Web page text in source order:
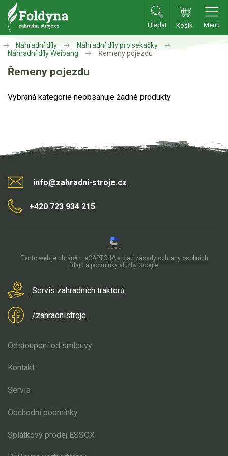
Hledat Košík Menu
Zahradní traktory
Zahradní traktory
Aku traktory
Sekačky
Akumulátorové sekačky
Robotické sekačky
Křovinořezy a vyžínače
Benzínové křovinořezy a vyžínače
Aku křovinořezy a vyžínače
Elektrické pily
Náhradní díly
Náhradní díly pro sekačky
Náhradní díly Weibang
Řemeny pojezdu
Řemeny pojezdu
Vybraná kategorie neobsahuje žádné produkty
info@zahradni-stroje.cz
+420 723 934 215
Servis zahradních traktorů
/zahradnístroje
Odstoupení od smlouvy
Kontakt
Servis
Obchodní podmínky
Splátkový prodej ESSOX
Tento web je chráněn reCAPTCHA a platí zásady ochrany osobních
údajů a podmínky služby Google